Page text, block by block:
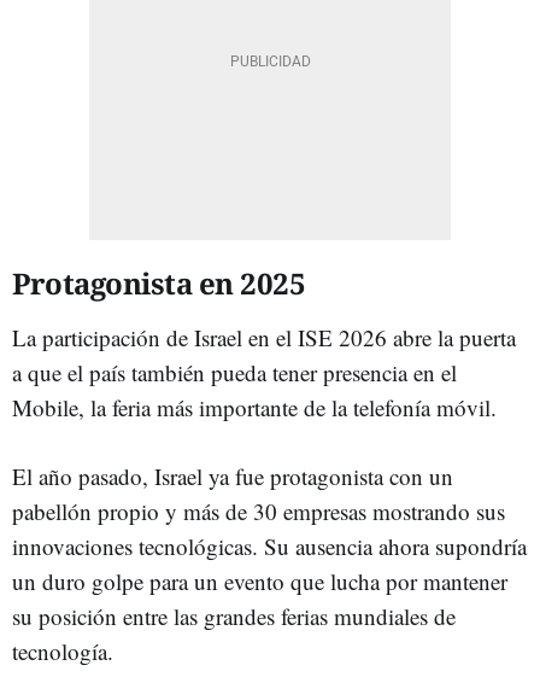
Protagonista en 2025
La participación de Israel en el ISE 2026 abre la puerta
a que el país también pueda tener presencia en el
Mobile, la feria más importante de la telefonía móvil.
El año pasado, Israel ya fue protagonista con un
pabellón propio y más de 30 empresas mostrando sus
innovaciones tecnológicas. Su ausencia ahora supondría
un duro golpe para un evento que lucha por mantener
su posición entre las grandes ferias mundiales de
tecnología.